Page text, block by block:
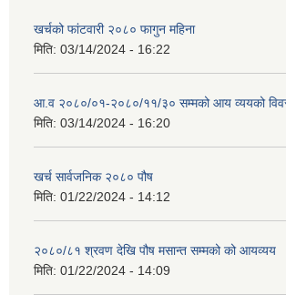
खर्चको फांटवारी २०८० फागुन महिना
मिति: 03/14/2024 - 16:22
आ.व २०८०/०१-२०८०/११/३० सम्मको आय व्ययको
मिति: 03/14/2024 - 16:20
खर्च सार्वजनिक २०८० पौष
मिति: 01/22/2024 - 14:12
२०८०/८१ श्रवण देखि पौष मसान्त सम्मको को आयव्यय
मिति: 01/22/2024 - 14:09